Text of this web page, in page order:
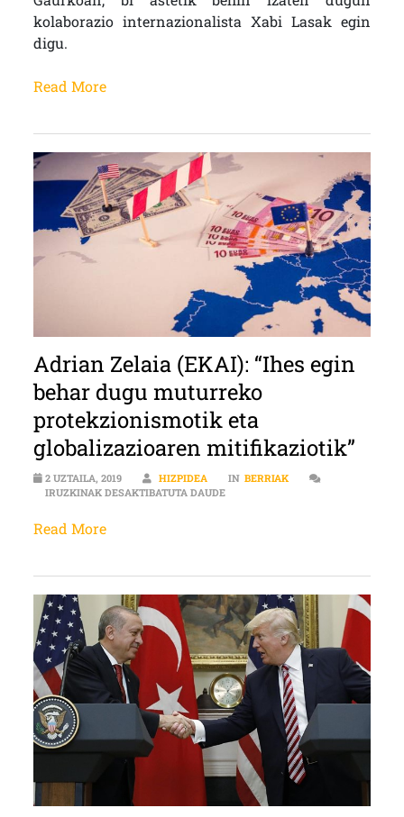
kolaborazio internazionalista Xabi Lasak egin
digu.
Read More
Adrian Zelaia (EKAI): “Ihes egin
behar dugu muturreko
protekzionismotik eta
globalizazioaren mitifikaziotik”
2 UZTAILA, 2019 HIZPIDEA IN BERRIAK
IRUZKINAK DESAKTIBATUTA DAUDEADRIAN ZELAIA (EKAI): “IHES EGIN
Read More